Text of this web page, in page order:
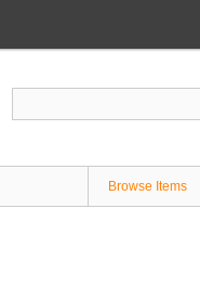
Browse Items